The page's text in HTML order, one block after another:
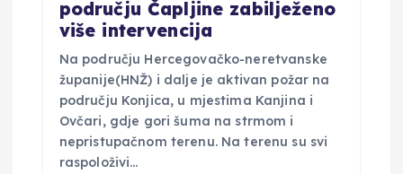
području Čapljine zabilježeno
više intervencija
Na području Hercegovačko-neretvanske
županije(HNŽ) i dalje je aktivan požar na
području Konjica, u mjestima Kanjina i
Ovčari, gdje gori šuma na strmom i
nepristupačnom terenu. Na terenu su svi
raspoloživi…